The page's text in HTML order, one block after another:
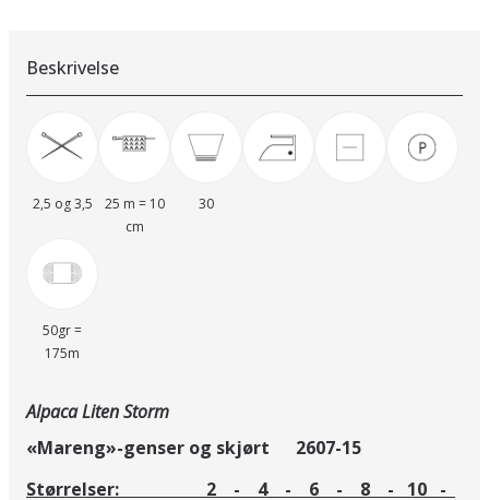
Beskrivelse
2,5 og 3,5
25 m = 10
cm
30
50gr =
175m
Alpaca Liten Storm
«Mareng»-genser og skjørt 2607-15
Størrelser: 2 - 4 - 6 - 8 - 10 -